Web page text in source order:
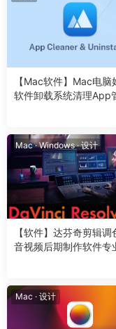
使用前，先看：
【Mac软件】Mac电脑
软件卸载系统清理App
Mac·Windows·设计
【软件】达芬奇剪辑调
音视频后期制作软件专
Mac · 设计